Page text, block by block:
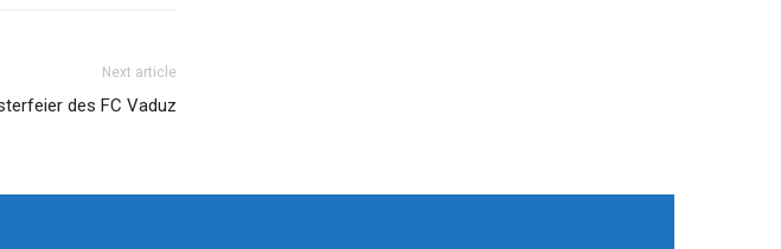
Next article
des FC Vaduz